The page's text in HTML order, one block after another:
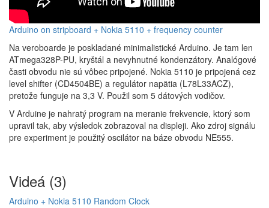
Arduino on stripboard + Nokia 5110 + frequency counter
Na veroboarde je poskladané minimalistické Arduino. Je tam len
ATmega328P-PU, kryštál a nevyhnutné kondenzátory. Analógové
časti obvodu nie sú vôbec pripojené. Nokia 5110 je pripojená cez
level shifter (CD4504BE) a regulátor napätia (L78L33ACZ),
pretože funguje na 3,3 V. Použil som 5 dátových vodičov.
V Arduine je nahratý program na meranie frekvencie, ktorý som
upravil tak, aby výsledok zobrazoval na displeji. Ako zdroj signálu
pre experiment je použitý oscilátor na báze obvodu NE555.
Videá (3)
Arduino + Nokia 5110 Random Clock